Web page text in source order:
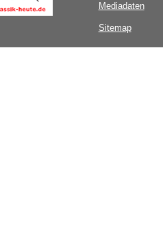
Mediadaten
Sitemap